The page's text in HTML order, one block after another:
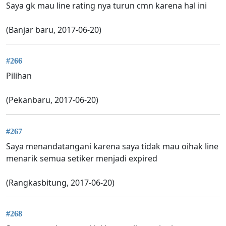
Saya gk mau line rating nya turun cmn karena hal ini
(Banjar baru, 2017-06-20)
#266
Pilihan
(Pekanbaru, 2017-06-20)
#267
Saya menandatangani karena saya tidak mau oihak line
menarik semua setiker menjadi expired
(Rangkasbitung, 2017-06-20)
#268